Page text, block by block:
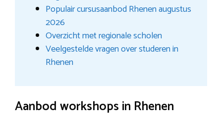
Populair cursusaanbod Rhenen augustus
2026
Overzicht met regionale scholen
Veelgestelde vragen over studeren in
Rhenen
Aanbod workshops in Rhenen